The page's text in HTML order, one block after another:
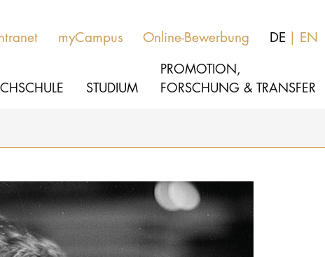
myCampus Online-Bewerbung DE EN
STUDIUM
PROMOTION,
FORSCHUNG & TRANSFER
THEATER
PÄDAGOGIK, THERAPIE &
Über uns
Organisation